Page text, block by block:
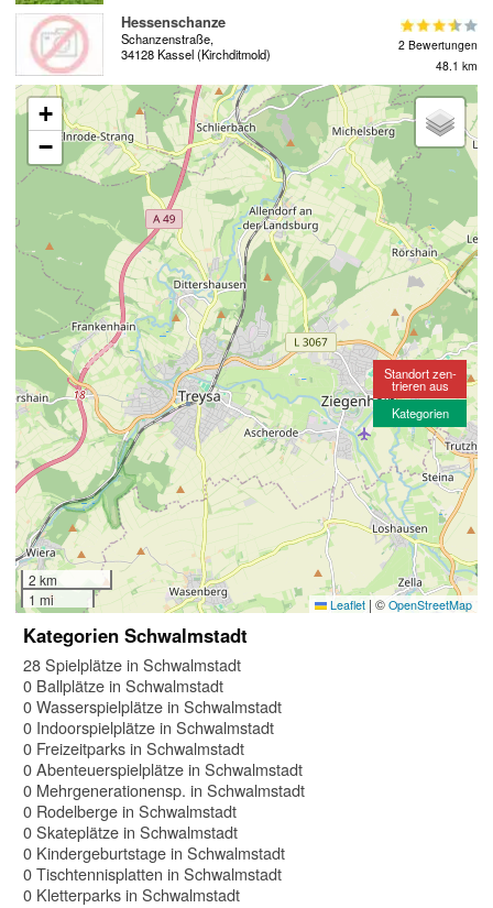
Hessenschanze
Schanzenstraße,
34128 Kassel (Kirchditmold)
2 Bewertungen
48.1 km
+
−
2 km
1 mi
Leaflet | © OpenStreetMap
Standort zen-
trieren aus
Kategorien
Kategorien Schwalmstadt
28 Spielplätze in Schwalmstadt
0 Ballplätze in Schwalmstadt
0 Wasserspielplätze in Schwalmstadt
0 Indoorspielplätze in Schwalmstadt
0 Freizeitparks in Schwalmstadt
0 Abenteuerspielplätze in Schwalmstadt
0 Mehrgenerationensp. in Schwalmstadt
0 Rodelberge in Schwalmstadt
0 Skateplätze in Schwalmstadt
0 Kindergeburtstage in Schwalmstadt
0 Tischtennisplatten in Schwalmstadt
0 Kletterparks in Schwalmstadt